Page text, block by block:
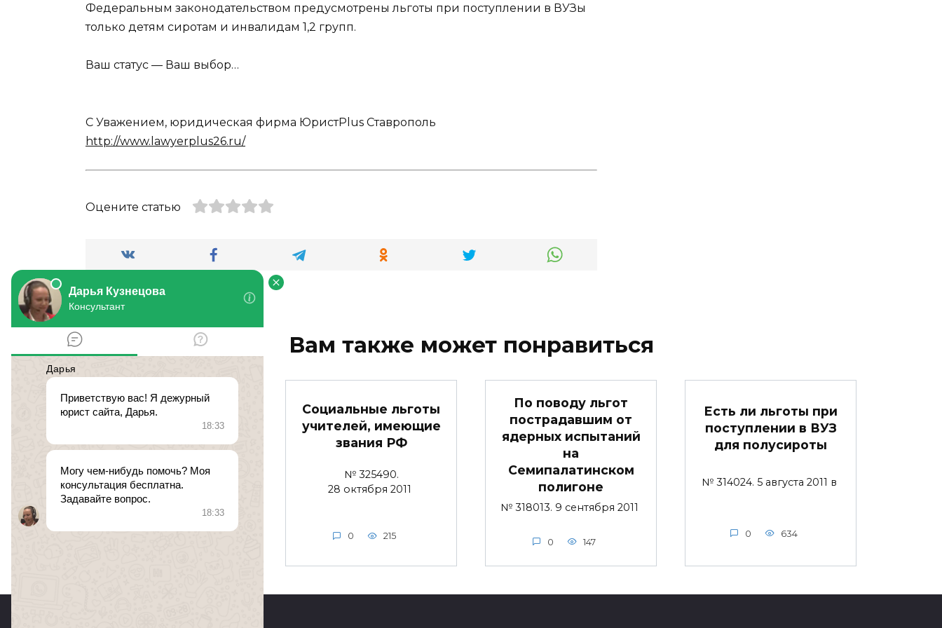
Федеральным законодательством предусмотрены льготы при поступлении в ВУЗы
только детям сиротам и инвалидам 1,2 групп.
Ваш статус — Ваш выбор…
С Уважением, юридическая фирма ЮристPlus Ставрополь
http://www.lawyerplus26.ru/
Оцените статью
Вам также может понравиться
коммунальные
воспитателям
№ 375542. 22 мая 2012 в
0 145
Социальные льготы
учителей, имеющие
звания РФ
№ 325490.
28 октября 2011
0 215
По поводу льгот
пострадавшим от
ядерных испытаний
на
Семипалатинском
полигоне
№ 318013. 9 сентября 2011
0 147
Есть ли льготы при
поступлении в ВУЗ
для полусироты
№ 314024. 5 августа 2011 в
0 634